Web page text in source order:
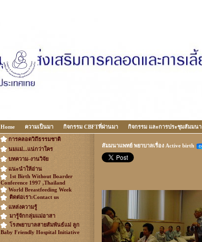
Home ความเป็นมา กิจกรรม CBFTที่ผ่านมา กิจกรรม และการประชุมสัมมนา
การคลอดวิถึธรรมชาติ
นมแม่...แน่กว่าใคร
บทความ-งานวิจัย
แนะนำให้อ่าน
1st Birth Without Boarder
Conference 1997 ,Thailand
World Breastfeeding Week
ติดต่อเรา:Contact us
แหล่งความรู้
มารู้จักกลุ่มแม่อาสา
โรงพยาบาลสายสัมพันธ์แม่ ลูก
Baby Friendly Hospital Initiative
สัมมนาแพทย์ พยาบาลเรื่อง Active birth